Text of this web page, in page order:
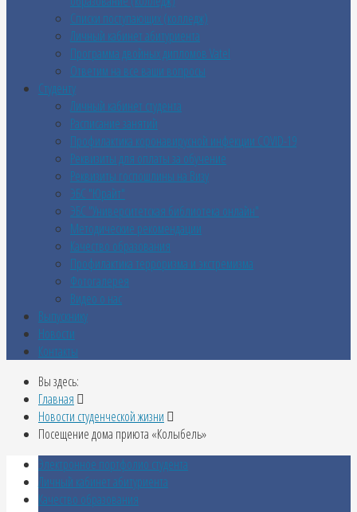
Списки поступающих (колледж)
Личный кабинет абитуриента
Программа двойных дипломов Vatel
Ответим на все ваши вопросы
Студенту
Личный кабинет студента
Расписание занятий
Профилактика коронавирусной инфекции COVID-19
Реквизиты для оплаты за обучение
Реквизиты госпошлины на Визу
ЭБС "Юрайт"
ЭБС "Университетская библиотека онлайн"
Методические рекомендации
Качество образования
Профилактика терроризма и экстремизма
Фотогалерея
Видео о нас
Выпускнику
Новости
Контакты
Вы здесь:
Главная
Новости студенческой жизни
Посещение дома приюта «Колыбель»
Электронное портфолио студента
Личный кабинет абитуриента
Качество образования